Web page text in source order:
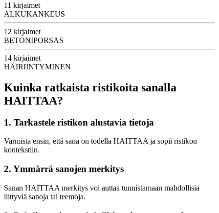
11 kirjaimet
ALKUKANKEUS
12 kirjaimet
BETONIPORSAS
14 kirjaimet
HÄIRIINTYMINEN
Kuinka ratkaista ristikoita sanalla
HAITTAA?
1. Tarkastele ristikon alustavia tietoja
Varmista ensin, että sana on todella HAITTAA ja sopii ristikon
kontekstiin.
2. Ymmärrä sanojen merkitys
Sanan HAITTAA merkitys voi auttaa tunnistamaan mahdollisia
liittyviä sanoja tai teemoja.